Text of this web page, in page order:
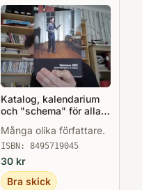
Katalog, kalendarium
och "schema" för alla
kulturevenemang i
Salamanca 2002 när
Salamanca var EU:s
kulturhuvudstad.
Många olika författare.
ISBN: 8495719045
30 kr
Bra skick